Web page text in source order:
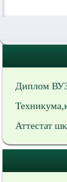
Диплом
Аттестат